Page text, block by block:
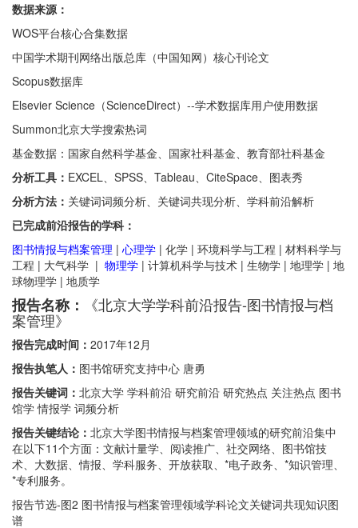
数据来源：
WOS平台核心合集数据
中国学术期刊网络出版总库（中国知网）核心刊论文
Scopus数据库
Elsevier Science（ScienceDirect）--学术数据库用户使用数据
Summon北京大学搜索热词
基金数据：国家自然科学基金、国家社科基金、教育部社科基金
分析工具： EXCEL、SPSS、Tableau、CiteSpace、图表秀
分析方法： 关键词词频分析、关键词共现分析、学科前沿解析
已完成前沿报告的学科：
图书情报与档案管理 | 心理学 | 化学 | 环境科学与工程 | 材料科学与
工程 | 大气科学 | 物理学 | 计算机科学与技术 | 生物学 | 地理学 | 地
球物理学 | 地质学
报告名称： 《北京大学学科前沿报告-图书情报与档
案管理》
报告完成时间： 2017年12月
报告执笔人： 图书馆研究支持中心 唐勇
报告关键词： 北京大学 学科前沿 研究前沿 研究热点 关注热点 图书
馆学 情报学 词频分析
报告关键结论： 北京大学图书情报与档案管理领域的研究前沿集中
在以下11个方面：文献计量学、阅读推广、社交网络、图书馆技
术、大数据、情报、学科服务、开放获取、*电子政务、*知识管理、
*专利服务。
报告节选-图2 图书情报与档案管理领域学科论文关键词共现知识图
谱